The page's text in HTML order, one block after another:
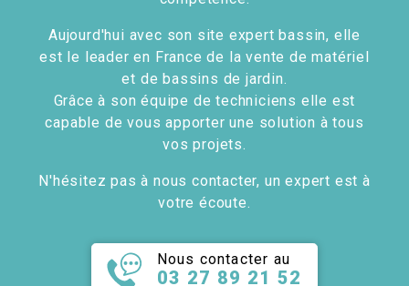
Aujourd'hui avec son site expert bassin, elle
est le leader en France de la vente de matériel
et de bassins de jardin.
Grâce à son équipe de techniciens elle est
capable de vous apporter une solution à tous
vos projets.
N'hésitez pas à nous contacter, un expert est à
votre écoute.
Nous contacter au
03 27 89 21 52